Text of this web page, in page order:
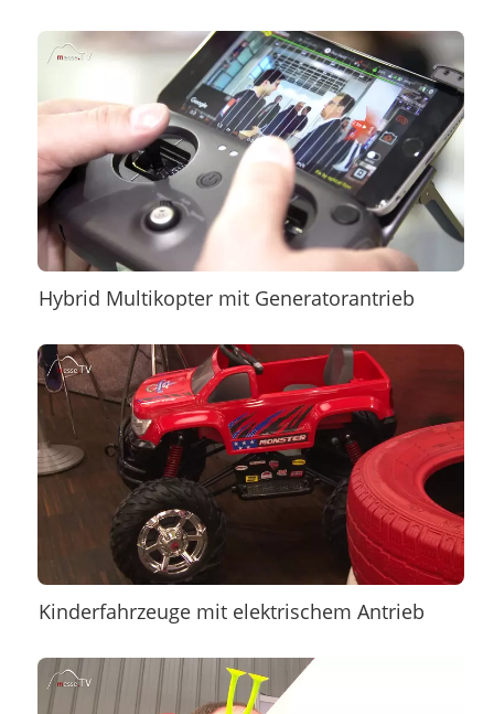
Hybrid Multikopter mit Generatorantrieb
Kinderfahrzeuge mit elektrischem Antrieb